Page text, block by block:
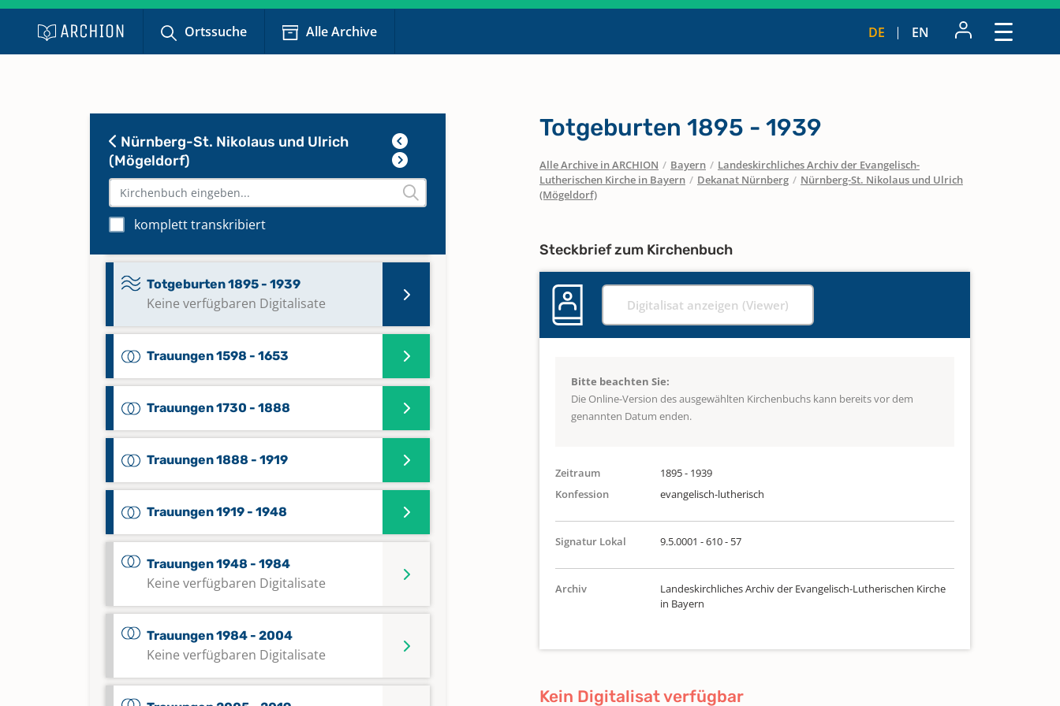
Ortssuche Alle Archive DE EN
Nürnberg-St. Nikolaus und Ulrich
(Mögeldorf)
komplett transkribiert
Taufen 1993 - 2020
Keine verfügbaren Digitalisate
Totgeburten 1889 - 1933
Keine verfügbaren Digitalisate
Totgeburten 1895 - 1939
Keine verfügbaren Digitalisate
Trauungen 1598 - 1653
Trauungen 1730 - 1888
Trauungen 1888 - 1919
Trauungen 1919 - 1948
Trauungen 1948 - 1984
Keine verfügbaren Digitalisate
Trauungen 1984 - 2004
Keine verfügbaren Digitalisate
Totgeburten 1895 - 1939
Alle Archive in ARCHION / Bayern / Landeskirchliches Archiv der Evangelisch-
Lutherischen Kirche in Bayern / Dekanat Nürnberg / Nürnberg-St. Nikolaus und Ulrich
(Mögeldorf)
Steckbrief zum Kirchenbuch
Digitalisat anzeigen (Viewer)
Bitte beachten Sie:
Die Online-Version des ausgewählten Kirchenbuchs kann bereits vor dem
genannten Datum enden.
Zeitraum
1895 - 1939
Konfession
evangelisch-lutherisch
Signatur Lokal 9.5.0001 - 610 - 57
Archiv
Landeskirchliches Archiv der Evangelisch-Lutherischen Kirche
in Bayern
Kein Digitalisat verfügbar